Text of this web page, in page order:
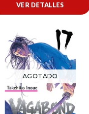
VER DETALLES
AGOTADO